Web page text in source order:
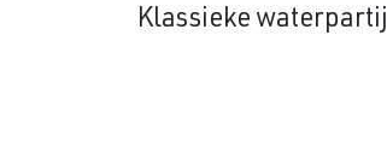
Klassieke waterpartij